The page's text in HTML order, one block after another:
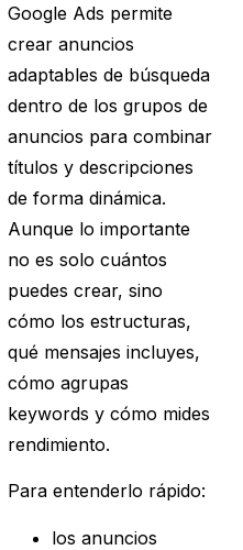
Google Ads permite
crear anuncios
adaptables de búsqueda
dentro de los grupos de
anuncios para combinar
títulos y descripciones
de forma dinámica.
Aunque lo importante
no es solo cuántos
puedes crear, sino
cómo los estructuras,
qué mensajes incluyes,
cómo agrupas
keywords y cómo mides
rendimiento.
Para entenderlo rápido:
los anuncios